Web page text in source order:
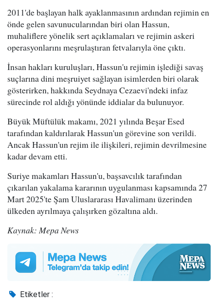
2011'de başlayan halk ayaklanmasının ardından rejimin en
önde gelen savunucularından biri olan Hassun,
muhaliflere yönelik sert açıklamaları ve rejimin askeri
operasyonlarını meşrulaştıran fetvalarıyla öne çıktı.
İnsan hakları kuruluşları, Hassun'u rejimin işlediği savaş
suçlarına dini meşruiyet sağlayan isimlerden biri olarak
gösterirken, hakkında Seydnaya Cezaevi'ndeki infaz
sürecinde rol aldığı yönünde iddialar da bulunuyor.
Büyük Müftülük makamı, 2021 yılında Beşar Esed
tarafından kaldırılarak Hassun'un görevine son verildi.
Ancak Hassun'un rejim ile ilişkileri, rejimin devrilmesine
kadar devam etti.
Suriye makamları Hassun'u, başsavcılık tarafından
çıkarılan yakalama kararının uygulanması kapsamında 27
Mart 2025'te Şam Uluslararası Havalimanı üzerinden
ülkeden ayrılmaya çalışırken gözaltına aldı.
Kaynak: Mepa News
Etiketler :